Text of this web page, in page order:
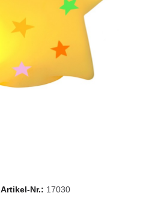
Artikel-Nr. 17030